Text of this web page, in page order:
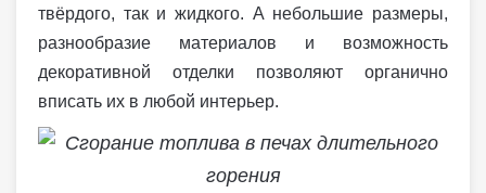
твёрдого, так и жидкого. А небольшие размеры,
разнообразие материалов и возможность
декоративной отделки позволяют органично
вписать их в любой интерьер.